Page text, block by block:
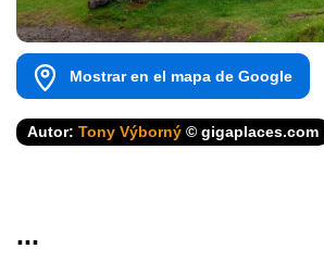
Mostrar en el mapa de Google
Autor: Tony Výborný © gigaplaces.com
...